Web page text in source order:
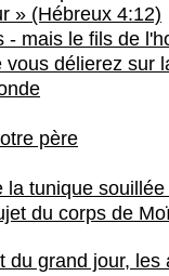
» (Hébreux 4:12)
mais le fils de
délierez sur
père
tunique
du corps de
grand jour,